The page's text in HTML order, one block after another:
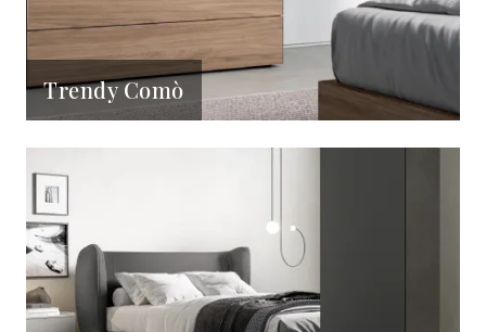
Trendy Comò